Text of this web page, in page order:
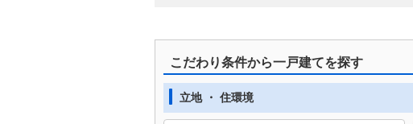
こだわり条件から一戸建てを探す
立地 ・ 住環境